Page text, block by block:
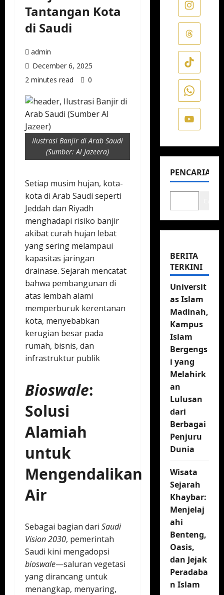
Tantangan Kota
di Saudi
admin
December 6, 2025
2 minutes read
0
Ilustrasi Banjir di Arab Saudi
(Sumber: Al Jazeera)
Setiap musim hujan, kota-
kota di Arab Saudi seperti
Jeddah dan Riyadh
menghadapi risiko banjir
akibat curah hujan lebat
yang sering melampaui
kapasitas jaringan
drainase. Sejarah mencatat
bahwa pembangunan di
atas lembah alami
memperburuk kerentanan
kota, menyebabkan
kerugian besar pada
rumah, bisnis, dan
infrastruktur publik
Bioswale:
Solusi
Alamiah
untuk
Mengendalikan
Air
Sebagai bagian dari Saudi
Vision 2030, pemerintah
Saudi kini mengadopsi
bioswale—saluran vegetasi
yang dirancang untuk
menangkap, menyaring,
PENCARIAN
BERITA
TERKINI
Universit
as Islam
Madinah,
Kampus
Islam
Bergengs
i yang
Melahirk
an
Lulusan
dari
Berbagai
Penjuru
Dunia
Wisata
Sejarah
Khaybar:
Menjelaj
ahi
Benteng,
Oasis,
dan Jejak
Peradaba
n Islam